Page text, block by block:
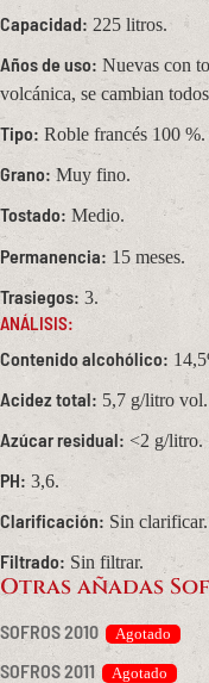
Otras añadas
SOFROS 2010
SOFROS 2011
Capacidad: 225 litros.
Años de uso: Nuevas con
volcánica, se cambian
Tipo: Roble francés 100 %.
Grano: Muy fino.
Tostado: Medio.
Permanencia: 15 meses.
Trasiegos: 3.
ANÁLISIS:
Contenido alcohólico:
Acidez total: 5,7 g/litro vol.
Azúcar residual: <2 g/litro.
PH: 3,6.
Clarificación: Sin clarificar.
Filtrado: Sin filtrar.